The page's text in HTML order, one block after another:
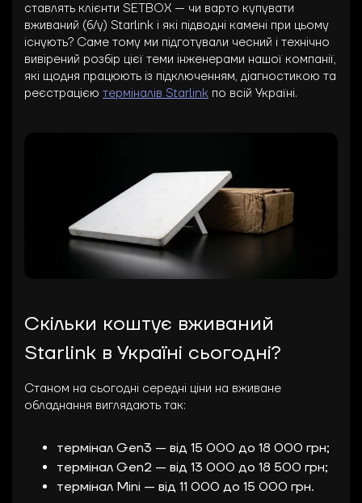
ставлять клієнти SETBOX — чи варто купувати
вживаний (б/у) Starlink і які підводні камені при цьому
існують? Саме тому ми підготували чесний і технічно
вивірений розбір цієї теми інженерами нашої компанії,
які щодня працюють із підключенням, діагностикою та
реєстрацією терміналів Starlink по всій Україні.
Скільки коштує вживаний
Starlink в Україні сьогодні?
Станом на сьогодні середні ціни на вживане
обладнання виглядають так:
термінал Gen3 — від 15 000 до 18 000 грн;
термінал Gen2 — від 13 000 до 18 500 грн;
термінал Mini — від 11 000 до 15 000 грн.